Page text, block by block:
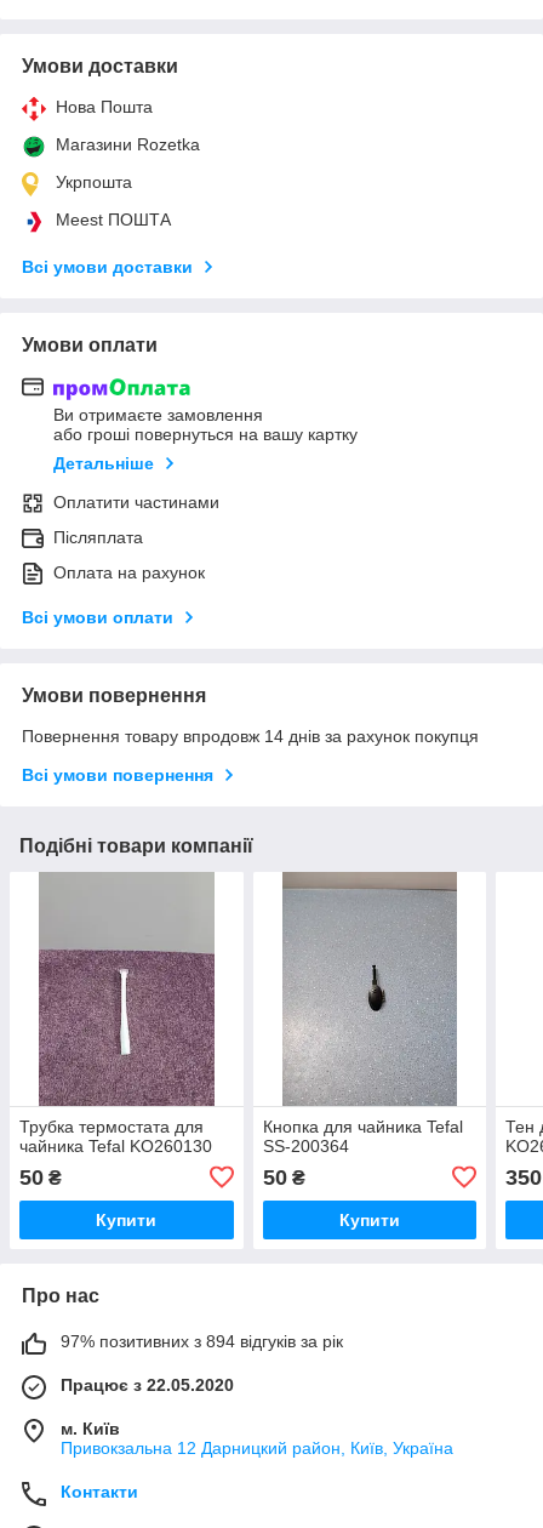
Умови доставки
Нова Пошта
Магазини Rozetka
Укрпошта
Meest ПОШТА
Всі умови доставки
Умови оплати
Ви отримаєте замовлення
або гроші повернуться на вашу картку
Детальніше
Оплатити частинами
Післяплата
Оплата на рахунок
Всі умови оплати
Умови повернення
Повернення товару впродовж 14 днів за рахунок покупця
Всі умови повернення
Подібні товари компанії
Трубка термостата для
чайника Tefal KO260130
50 ₴
Купити
Кнопка для чайника Tefal
SS-200364
50₴
Купити
Тен
350
Про нас
97% позитивних з 894 відгуків за рік
Працює з 22.05.2020
м. Київ
Привокзальна 12 Дарницкий район, Київ, Україна
Контакти